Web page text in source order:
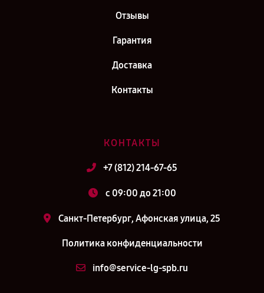
Отзывы
Гарантия
Доставка
Контакты
КОНТАКТЫ
+7 (812) 214-67-65
c 09:00 до 21:00
Санкт-Петербург, Афонская улица, 25
Политика конфиденциальности
info@service-lg-spb.ru